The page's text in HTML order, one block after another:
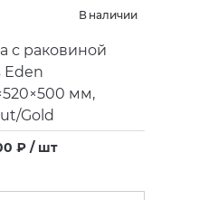
В наличии
с раковиной
Eden
мм,
Gold
₽ / шт